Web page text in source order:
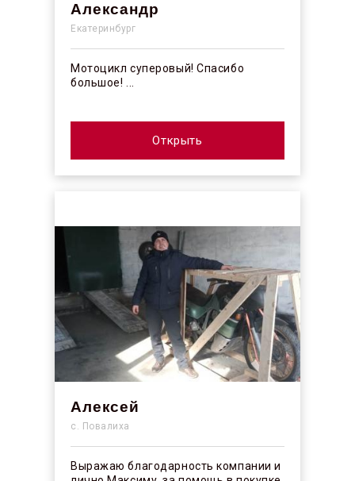
Александр
Екатеринбург
Мотоцикл суперовый! Спасибо
большое! ...
Открыть
Алексей
с. Повалиха
Выражаю благодарность компании и